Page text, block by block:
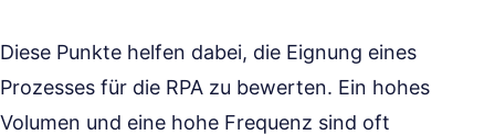
Diese Punkte helfen dabei, die Eignung eines
Prozesses für die RPA zu bewerten. Ein hohes
Volumen und eine hohe Frequenz sind oft